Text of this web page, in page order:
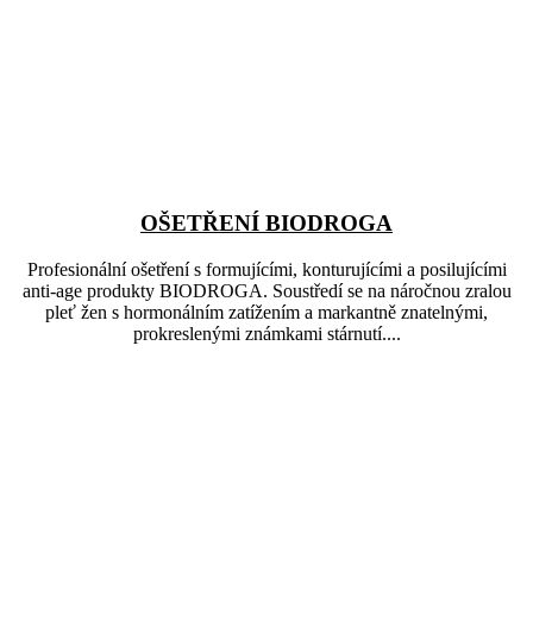
OŠETŘENÍ BIODROGA
Profesionální ošetření s formujícími, konturujícími a posilujícími
anti-age produkty BIODROGA. Soustředí se na náročnou zralou
pleť žen s hormonálním zatížením a markantně znatelnými,
prokreslenými známkami stárnutí....